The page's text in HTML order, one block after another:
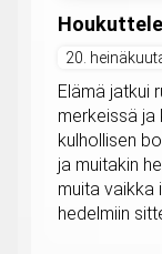
20.
Elämä jatkui
merkeissä ja
kulhollisen
ja muitakin
muita vaikka
hedelmiin